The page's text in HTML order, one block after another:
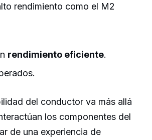
rendimiento como el M2
rendimiento eficiente.
del conductor va más allá
los componentes del
de una experiencia de